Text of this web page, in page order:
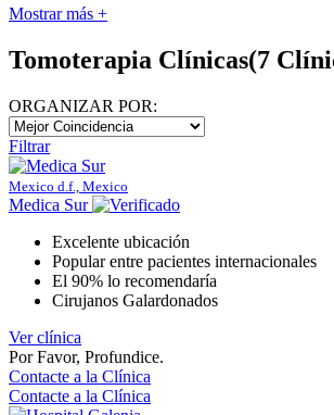
Mostrar más +
Tomoterapia Clínicas(7
ORGANIZAR POR:
Filtrar
Mexico d.f., Mexico
Medica Sur
Excelente ubicación
Popular entre pacientes internacionales
El 90% lo recomendaría
Cirujanos Galardonados
Ver clínica
Por Favor, Profundice.
Contacte a la Clínica
Contacte a la Clínica